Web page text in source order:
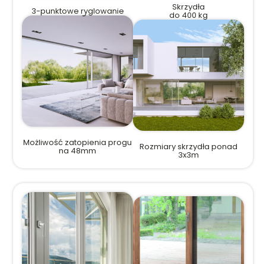
3-punktowe ryglowanie
Możliwość zatopienia progu
na 48mm
Skrzydła
do 400 kg
Rozmiary skrzydła ponad
3x3m